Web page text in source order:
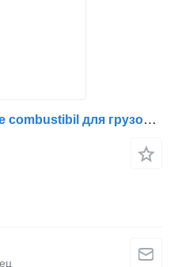
Топливный бак Rezervor de combustibil для грузовика DAF – Second Hand (15543)